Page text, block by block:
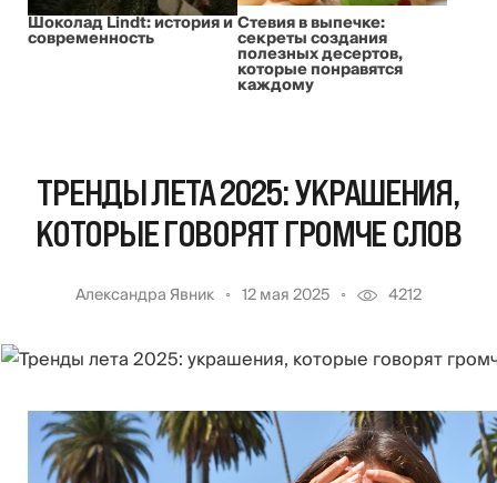
Шоколад Lindt: история и
современность
Стевия в выпечке:
секреты создания
полезных десертов,
которые понравятся
каждому
ТРЕНДЫ ЛЕТА 2025: УКРАШЕНИЯ,
КОТОРЫЕ ГОВОРЯТ ГРОМЧЕ СЛОВ
Александра Явник 12 мая 2025 4212